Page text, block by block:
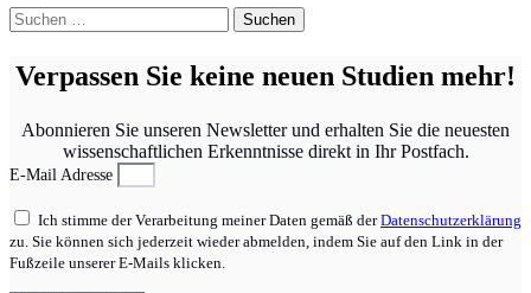
Suchen
nach:
Verpassen Sie keine neuen Studien mehr!
Abonnieren Sie unseren Newsletter und erhalten Sie die neuesten
wissenschaftlichen Erkenntnisse direkt in Ihr Postfach.
E-Mail Adresse
Ich stimme der Verarbeitung meiner Daten gemäß derDatenschutzerklärung
zu. Sie können sich jederzeit wieder abmelden, indem Sie auf den Link in der
Fußzeile unserer E-Mails klicken.